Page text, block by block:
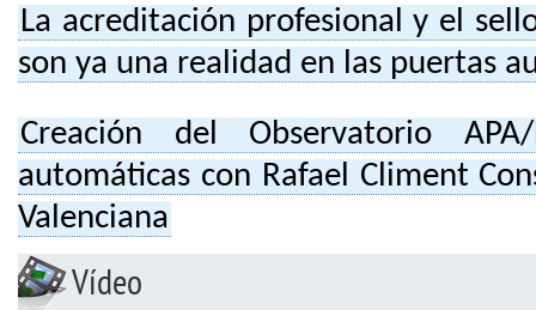
La acreditación profesional y el
son ya una realidad en las puertas
Creación del Observatorio
automáticas con Rafael Climent
Valenciana
Vídeo